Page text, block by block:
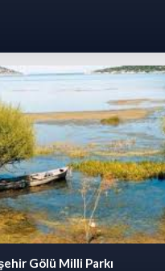
Gölü Milli Parkı